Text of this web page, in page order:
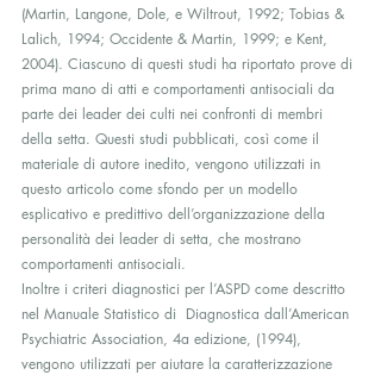
(Martin, Langone, Dole, e Wiltrout, 1992; Tobias &
Lalich, 1994; Occidente & Martin, 1999; e Kent,
2004). Ciascuno di questi studi ha riportato prove di
prima mano di atti e comportamenti antisociali da
parte dei leader dei culti nei confronti di membri
della setta. Questi studi pubblicati, così come il
materiale di autore inedito, vengono utilizzati in
questo articolo come sfondo per un modello
esplicativo e predittivo dell’organizzazione della
personalità dei leader di setta, che mostrano
comportamenti antisociali.
Inoltre i criteri diagnostici per l’ASPD come descritto
nel Manuale Statistico di  Diagnostica dall’American
Psychiatric Association, 4a edizione, (1994),
vengono utilizzati per aiutare la caratterizzazione